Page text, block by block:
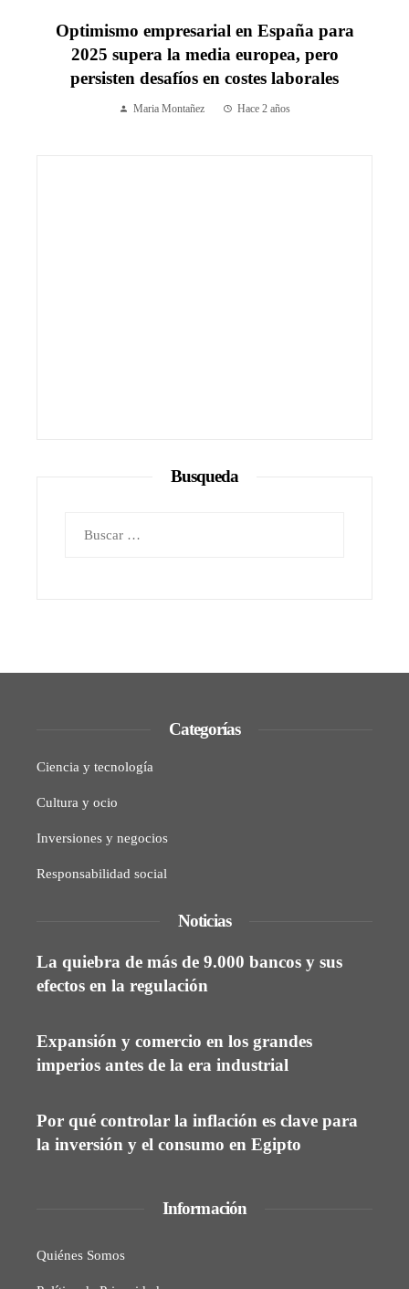
Optimismo empresarial en España para
2025 supera la media europea, pero
persisten desafíos en costes laborales
Maria Montañez Hace 2 años
Busqueda
Categorías
Ciencia y tecnología
Cultura y ocio
Inversiones y negocios
Responsabilidad social
Noticias
La quiebra de más de 9.000 bancos y sus
efectos en la regulación
Expansión y comercio en los grandes
imperios antes de la era industrial
Por qué controlar la inflación es clave para
la inversión y el consumo en Egipto
Información
Quiénes Somos